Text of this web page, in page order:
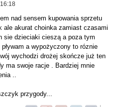
nad sensem kupowania sprzetu
ale akurat choinka zamiast czasami
sie dzieciaki cieszą a poza tym
a wypożyczony to róznie
wychodzi drożej skończe już ten
ma swoje racje . Bardziej mnie
..
przygody...